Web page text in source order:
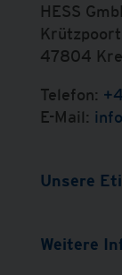
HESS
47804
Telefon:
E-Mail:
Unsere
Weitere